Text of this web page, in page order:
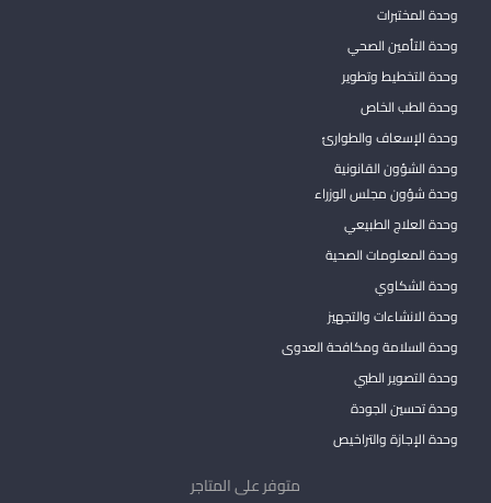
وحدة المختبرات
وحدة التأمين الصحي
وحدة التخطيط وتطوير
وحدة الطب الخاص
وحدة الإسعاف والطوارئ
وحدة الشؤون القانونية
وحدة شؤون مجلس الوزراء
وحدة العلاج الطبيعي
وحدة المعلومات الصحية
وحدة الشكاوي
وحدة الانشاءات والتجهيز
وحدة السلامة ومكافحة العدوى
وحدة التصوير الطبي
وحدة تحسين الجودة
وحدة الإجازة والتراخيص
متوفر على المتاجر